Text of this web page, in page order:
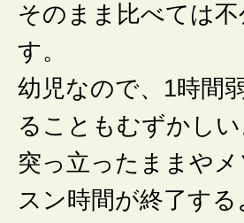
そのまま比べては
す。
幼児なので、1時間
ることもむずかし
突っ立ったままや
スン時間が終了す